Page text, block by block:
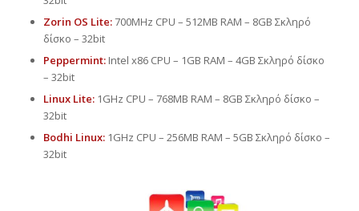
Zorin OS Lite:700MHz CPU – 512MB RAM – 8GB Σκληρό
δίσκο – 32bit
Peppermint:Intel x86 CPU – 1GB RAM – 4GB Σκληρό δίσκο
– 32bit
Linux Lite:1GHz CPU – 768MB RAM – 8GB Σκληρό δίσκο –
32bit
Bodhi Linux:1GHz CPU – 256MB RAM – 5GB Σκληρό δίσκο –
32bit